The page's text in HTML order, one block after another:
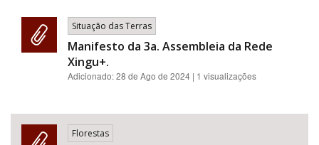
Situação das Terras
Manifesto da 3a. Assembleia da Rede
Xingu+.
Adicionado:28 de Ago de 2024 | 1 visualizações
Florestas